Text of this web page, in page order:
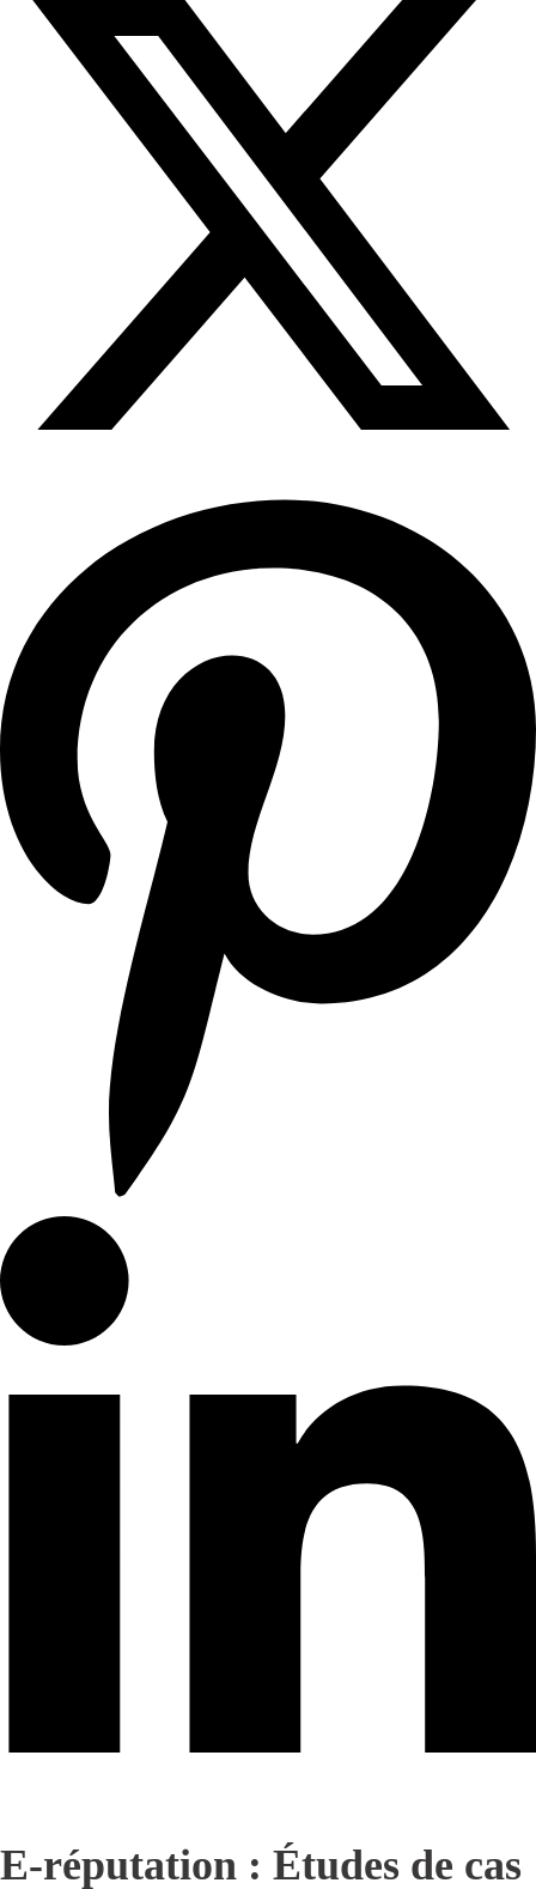
E-réputation : Études de cas